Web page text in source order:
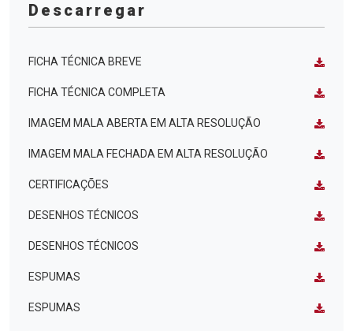
Descarregar
FICHA TÉCNICA BREVE
FICHA TÉCNICA COMPLETA
IMAGEM MALA ABERTA EM ALTA RESOLUÇÃO
IMAGEM MALA FECHADA EM ALTA RESOLUÇÃO
CERTIFICAÇÕES
DESENHOS TÉCNICOS
DESENHOS TÉCNICOS
ESPUMAS
ESPUMAS